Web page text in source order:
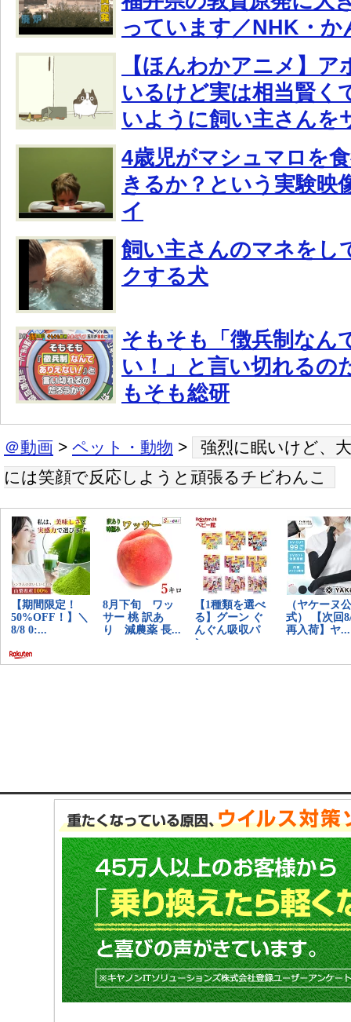
っています／NHK・か
【ほんわかアニメ】
いるけど実は相当賢く
いように飼い主さんを
4歳児がマシュマロを
きるか？という実験映
イ
飼い主さんのマネをし
クする犬
そもそも「徴兵制なん
い！」と言い切れるの
もそも総研
＠動画 > ペット・動物 >
強烈に眠いけど、
には笑顔で反応しようと頑張るチビわんこ